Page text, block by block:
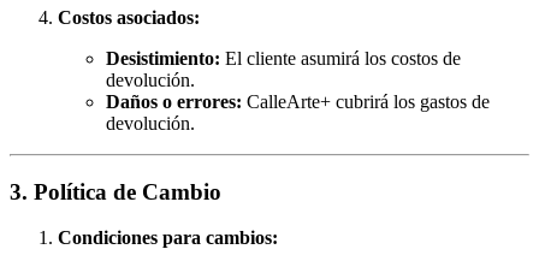
Costos asociados:
Desistimiento: El cliente asumirá los costos de
devolución.
Daños o errores: CalleArte+ cubrirá los gastos de
devolución.
3. Política de Cambio
Condiciones para cambios: